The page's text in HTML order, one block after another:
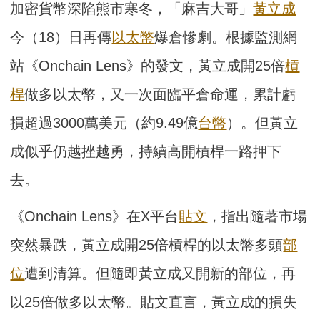
加密貨幣深陷熊市寒冬，「麻吉大哥」黃立成
今（18）日再傳以太幣爆倉慘劇。根據監測網
站《Onchain Lens》的發文，黃立成開25倍槓
桿做多以太幣，又一次面臨平倉命運，累計虧
損超過3000萬美元（約9.49億台幣）。但黃立
成似乎仍越挫越勇，持續高開槓桿一路押下
去。
《Onchain Lens》在X平台貼文 ，指出隨著市場
突然暴跌，黃立成開25倍槓桿的以太幣多頭部
位遭到清算。但隨即黃立成又開新的部位，再
以25倍做多以太幣。貼文直言，黃立成的損失